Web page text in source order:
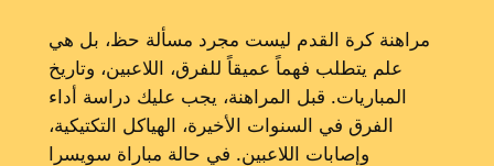
مراهنة كرة القدم ليست مجرد مسألة حظ، بل هي
علم يتطلب فهماً عميقاً للفرق، اللاعبين، وتاريخ
المباريات. قبل المراهنة، يجب عليك دراسة أداء
الفرق في السنوات الأخيرة، الهياكل التكتيكية،
وإصابات اللاعبين. في حالة مباراة سويسرا